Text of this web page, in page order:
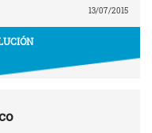
13/07/2015